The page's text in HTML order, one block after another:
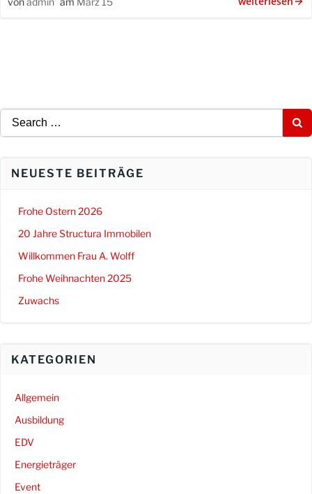
Search
for:
NEUESTE BEITRÄGE
Frohe Ostern 2026
20 Jahre Structura Immobilen
Willkommen Frau A. Wolff
Frohe Weihnachten 2025
Zuwachs
KATEGORIEN
Allgemein
Ausbildung
EDV
Energieträger
Event